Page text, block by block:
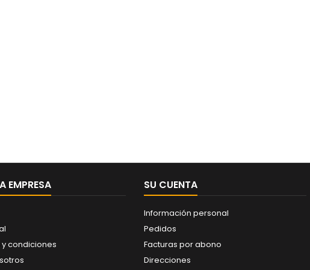
EMPRESA
condiciones
SU CUENTA
Información personal
Pedidos
Facturas por abono
Direcciones